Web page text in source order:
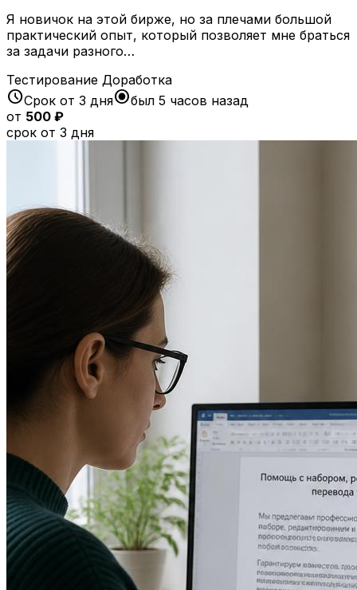
Я новичок на этой бирже, но за плечами большой
практический опыт, который позволяет мне браться
за задачи разного…
Тестирование Доработка
scheduleСрок от 3 дняradio_button_checkedбыл 5 часов назад
от 500 ₽
срок от 3 дня